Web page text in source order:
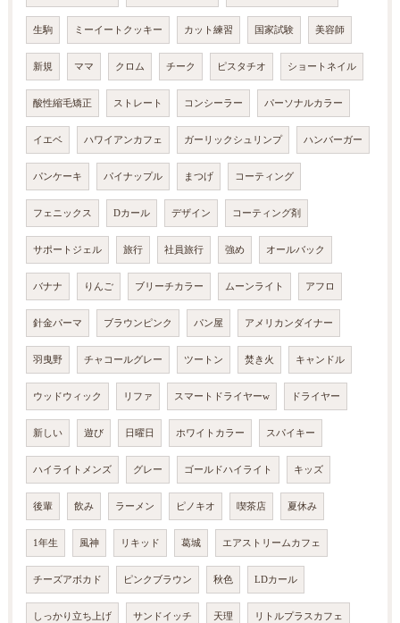
生駒 ミーイートクッキー カット練習 国家試験 美容師
新規 ママ クロム チーク ピスタチオ ショートネイル
酸性縮毛矯正 ストレート コンシーラー パーソナルカラー
イエベ ハワイアンカフェ ガーリックシュリンプ ハンバーガー
パンケーキ パイナップル まつげ コーティング
フェニックス Dカール デザイン コーティング剤
サポートジェル 旅行 社員旅行 強め オールバック
バナナ りんご ブリーチカラー ムーンライト アフロ
針金パーマ ブラウンピンク パン屋 アメリカンダイナー
羽曳野 チャコールグレー ツートン 焚き火 キャンドル
ウッドウィック リファ スマートドライヤーw ドライヤー
新しい 遊び 日曜日 ホワイトカラー スパイキー
ハイライトメンズ グレー ゴールドハイライト キッズ
後輩 飲み ラーメン ピノキオ 喫茶店 夏休み
1年生 風神 リキッド 葛城 エアストリームカフェ
チーズアボカド ピンクブラウン 秋色 LDカール
しっかり立ち上げ サンドイッチ 天理 リトルプラスカフェ